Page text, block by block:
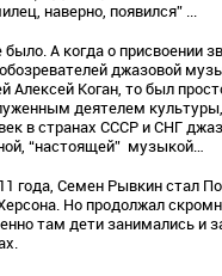
наверно, появился” ...
А когда о присвоении
джазовой
Коган, то был
деятелем
в странах СССР и СНГ
“настоящей” музыкой…
года, Семен Рывкин стал
Но продолжал
там дети занимались и